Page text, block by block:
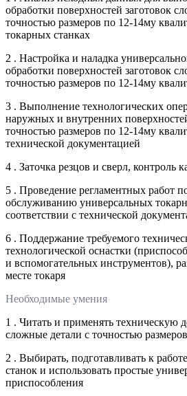
обработки поверхностей заготовок
точностью размеров по 12-14му
токарных станках
2 . Настройка и наладка
обработки поверхностей заготовок
точностью размеров по 12-14му
3 . Выполнение технологических
наружных и внутренних
точностью размеров по 12-14му
технической документацией
4 . Заточка резцов и сверл, контроль
5 . Проведение регламентных работ
обслуживанию универсальных
соответствии с технической
6 . Поддержание требуемого
технологической оснастки
и вспомогательных инструментов),
месте токаря
Необходимые умения
1 . Читать и применять техническую
сложные детали с точностью
2 . Выбирать, подготавливать к
станок и использовать простые
приспособления